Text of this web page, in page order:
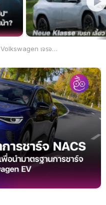
Volkswagen เจรจา Tesla เพื่อนำมาตรฐานการชาร์จ NACS มาใช้กับรถยนต์ Volkswagen EV